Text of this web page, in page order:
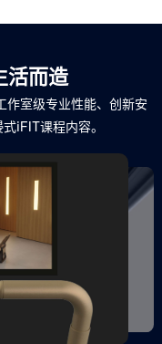
活而造
室级专业性能、创新安
iFIT课程内容。